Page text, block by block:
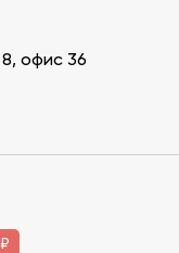
офис 36